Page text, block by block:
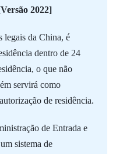
2022]
legais da China, é
dentro de 24
o que não
servirá como
de residência.
de Entrada e
sistema de